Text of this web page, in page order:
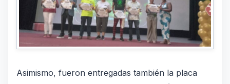
Asimismo, fueron entregadas también la placa